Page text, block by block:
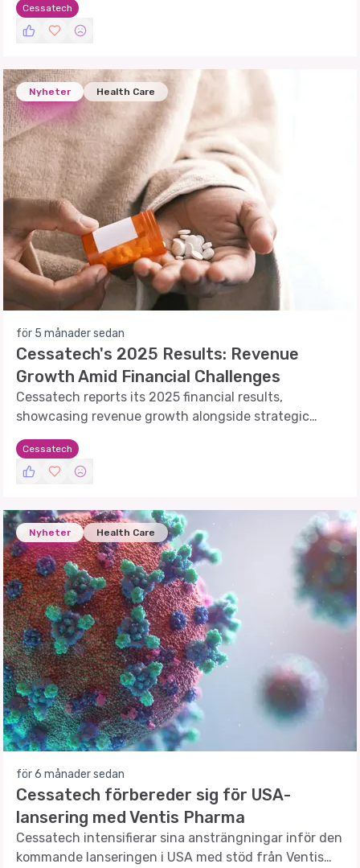
Cessatech
Nyheter Health Care
för 5 månader sedan
Cessatech's 2025 Results: Revenue
Growth Amid Financial Challenges
Cessatech reports its 2025 financial results,
showcasing revenue growth alongside strategic
advancements in its product pipeline.
Cessatech
Nyheter Health Care
för 6 månader sedan
Cessatech förbereder sig för USA-
lansering med Ventis Pharma
Cessatech intensifierar sina ansträngningar inför den
kommande lanseringen i USA med stöd från Ventis